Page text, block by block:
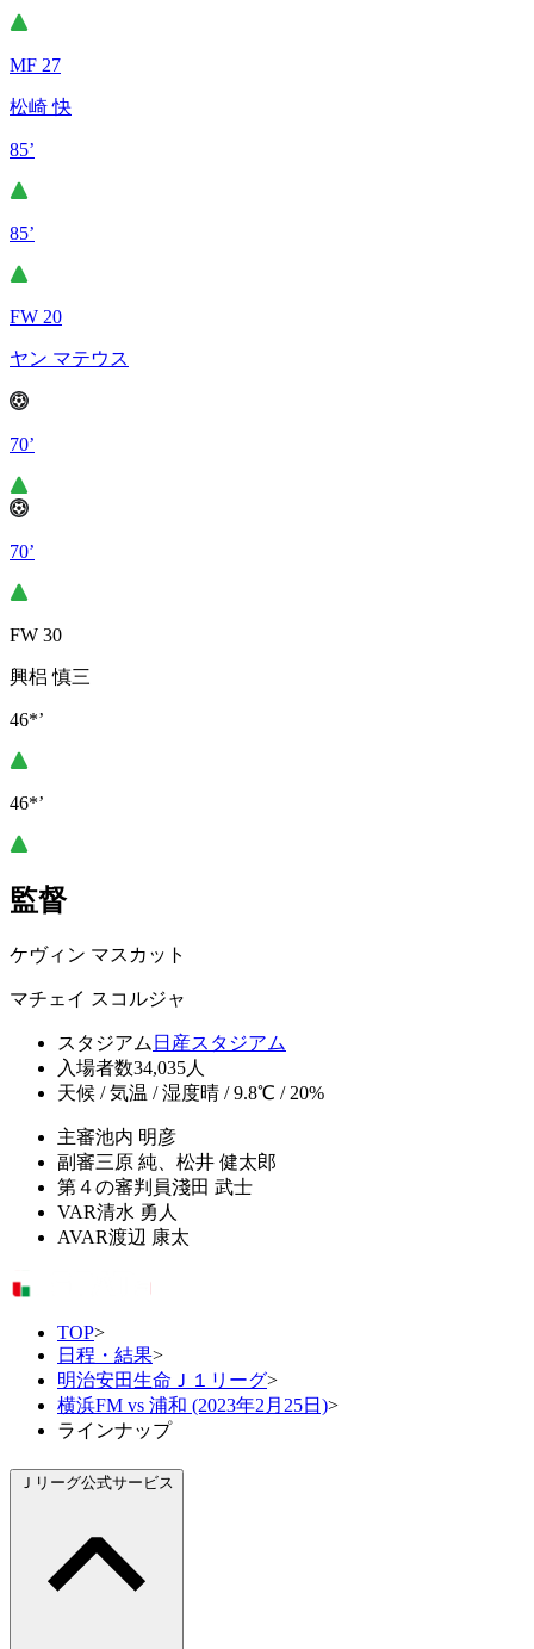
MF 27
松崎 快
85’
85’
FW 20
ヤン マテウス
70’
70’
FW 30
興梠 慎三
46*’
46*’
監督
ケヴィン マスカット
マチェイ スコルジャ
スタジアム 日産スタジアム
入場者数34,035人
天候 / 気温 / 湿度晴 / 9.8℃ / 20%
主審池内 明彦
副審三原 純、松井 健太郎
第４の審判員淺田 武士
VAR清水 勇人
AVAR渡辺 康太
TOP>
日程・結果>
明治安田生命Ｊ１リーグ>
横浜FM vs 浦和 (2023年2月25日)>
ラインナップ
Ｊリーグ公式サービス